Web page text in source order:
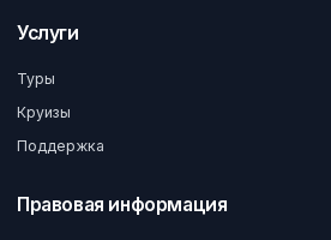
Услуги
Туры
Круизы
Поддержка
Правовая информация